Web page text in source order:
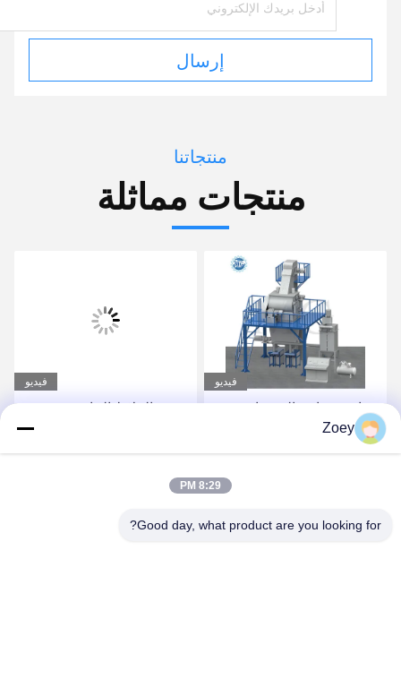
إرسال
منتجاتنا
منتجات مماثلة
فيديو
صناعة صناعة الصمغات
فيديو
مصنع الملاط الجاف
لاصق البلاط والجص
Zoey
8:29 PM
Good day, what product are you looking for?